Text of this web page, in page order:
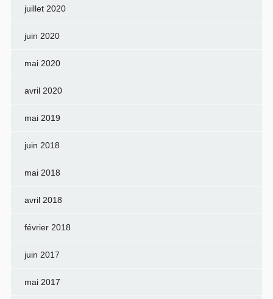
juillet 2020
juin 2020
mai 2020
avril 2020
mai 2019
juin 2018
mai 2018
avril 2018
février 2018
juin 2017
mai 2017